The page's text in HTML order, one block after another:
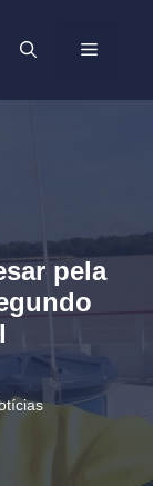
MENU
pela